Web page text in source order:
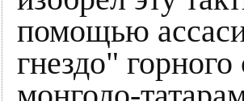
помощью
гнездо"